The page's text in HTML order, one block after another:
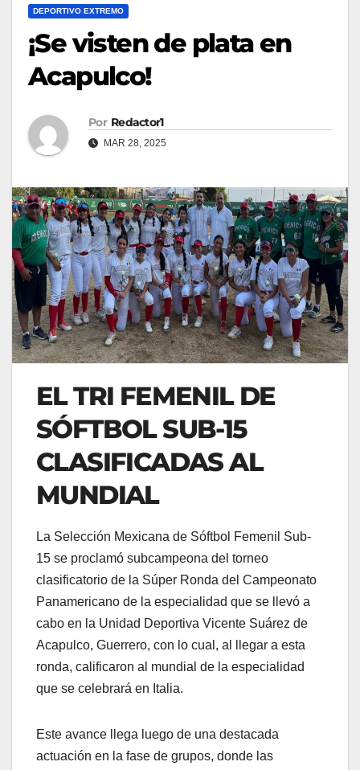
DEPORTIVO EXTREMO
¡Se visten de plata en
Acapulco!
Por Redactor1
MAR 28, 2025
EL TRI FEMENIL DE
SÓFTBOL SUB-15
CLASIFICADAS AL
MUNDIAL
La Selección Mexicana de Sóftbol Femenil Sub-
15 se proclamó subcampeona del torneo
clasificatorio de la Súper Ronda del Campeonato
Panamericano de la especialidad que se llevó a
cabo en la Unidad Deportiva Vicente Suárez de
Acapulco, Guerrero, con lo cual, al llegar a esta
ronda, calificaron al mundial de la especialidad
que se celebrará en Italia.
Este avance llega luego de una destacada
actuación en la fase de grupos, donde las